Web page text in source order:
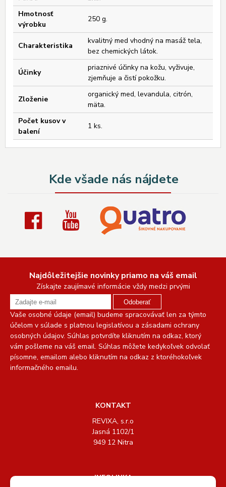
Hmotnosť
výrobku
250 g.
Charakteristika
kvalitný med vhodný na masáž tela,
bez chemických látok.
Účinky
priaznivé účinky na kožu, vyživuje,
zjemňuje a čistí pokožku.
Zloženie
organický med, levandula, citrón,
mäta.
Počet kusov v
balení
1 ks.
Kde všade nás nájdete
Najdôležitejšie novinky priamo na váš email
Získajte zaujímavé informácie vždy medzi prvými
Odoberať
Vaše osobné údaje (email) budeme spracovávať len za týmto
účelom v súlade s platnou legislatívou a zásadami ochrany
osobných údajov. Súhlas potvrdíte kliknutím na odkaz, ktorý
vám pošleme na váš email. Súhlas môžete kedykoľvek odvolať
písomne, emailom alebo kliknutím na odkaz z ktoréhokoľvek
informačného emailu.
KONTAKT
REVIXA, s.r.o
Jasná 1102/1
949 12 Nitra
INFOLINKA